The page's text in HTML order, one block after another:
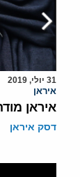
31 יולי, 2019
איראן
איראן
דסק איראן